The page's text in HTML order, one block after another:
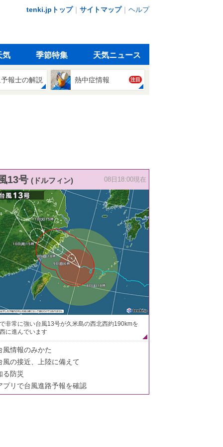
tenki.jpトップ｜ サイトマップ｜ ヘルプ
気 季節特集 天気ニュース
報士の解説 熱中症情報 注目
13号 (ドルフィン) 08日18:00現在
非常に強い台風13号が久米島の西北西約190kmを
に進んでいます
風情報のみかた
風の接近、上陸に備えて
る防災
プリで台風進路予報を確認